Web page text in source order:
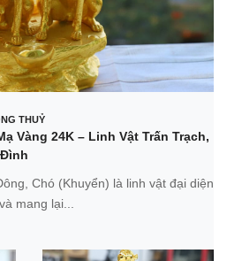
THUỶ
Vàng 24K – Linh Vật Trấn Trạch,
Chó (Khuyển) là linh vật đại diện
mang lại...